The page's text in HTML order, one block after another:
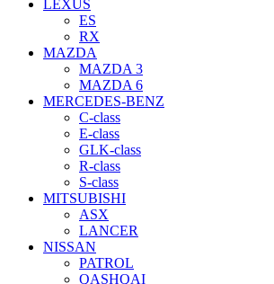
LEXUS
ES
RX
MAZDA
MAZDA 3
MAZDA 6
MERCEDES-BENZ
C-class
E-class
GLK-class
R-class
S-class
MITSUBISHI
ASX
LANCER
NISSAN
PATROL
QASHQAI